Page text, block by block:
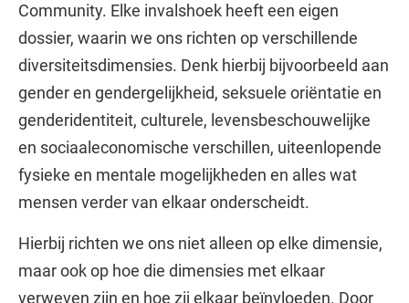
Community. Elke invalshoek heeft een eigen
dossier, waarin we ons richten op verschillende
diversiteitsdimensies. Denk hierbij bijvoorbeeld aan
gender en gendergelijkheid, seksuele oriëntatie en
genderidentiteit, culturele, levensbeschouwelijke
en sociaaleconomische verschillen, uiteenlopende
fysieke en mentale mogelijkheden en alles wat
mensen verder van elkaar onderscheidt.
Hierbij richten we ons niet alleen op elke dimensie,
maar ook op hoe die dimensies met elkaar
verweven zijn en hoe zij elkaar beïnvloeden. Door